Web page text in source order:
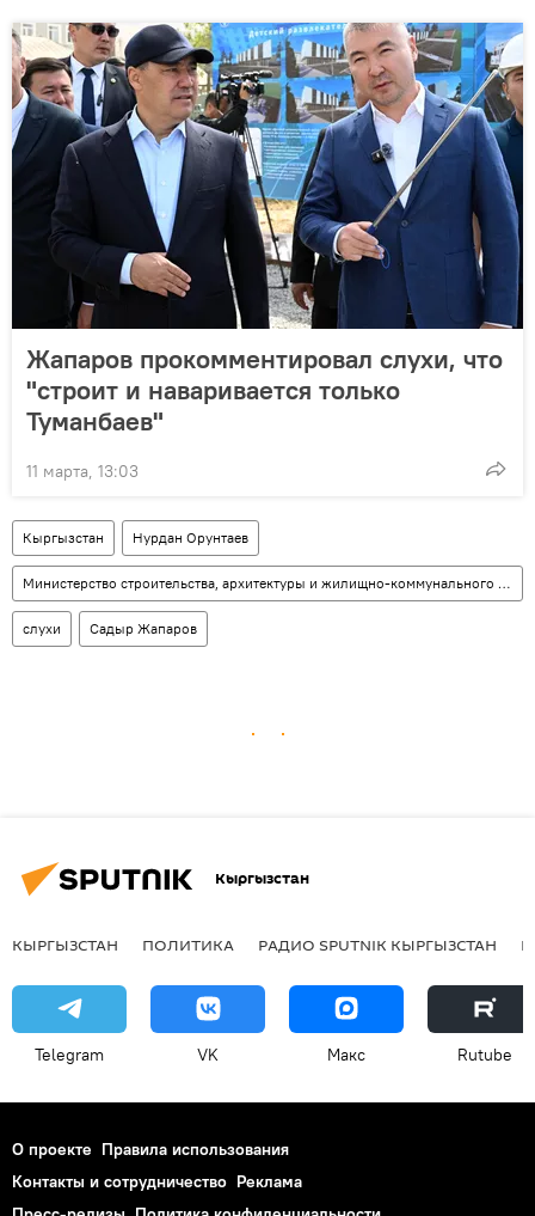
Жапаров прокомментировал слухи, что
"строит и наваривается только
Туманбаев"
11 марта, 13:03
Кыргызстан Нурдан Орунтаев
Министерство строительства, архитектуры и жилищно-коммунального хозяйства КР
слухи Садыр Жапаров
Кыргызстан
КЫРГЫЗСТАН ПОЛИТИКА РАДИО SPUTNIK КЫРГЫЗСТАН
Telegram VK Макс Rutube
О проекте Правила использования
Контакты и сотрудничество Реклама